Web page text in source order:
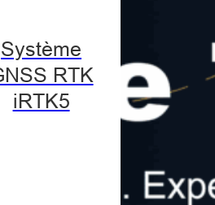
Système
RTK
iRTK5